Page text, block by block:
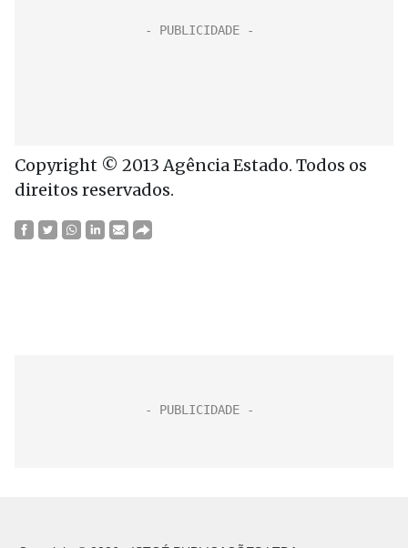
Copyright © 2013 Agência Estado. Todos os
direitos reservados.